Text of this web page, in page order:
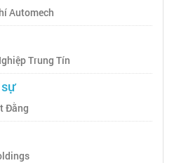
Automech
Trung Tín
Đằng